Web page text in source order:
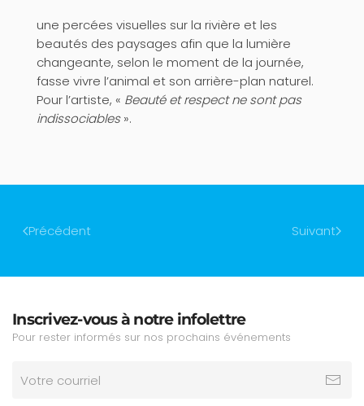
une percées visuelles sur la rivière et les
beautés des paysages afin que la lumière
changeante, selon le moment de la journée,
fasse vivre l’animal et son arrière-plan naturel.
Pour l’artiste, « Beauté et respect ne sont pas
indissociables».
Précédent Suivant
Inscrivez-vous à notre infolettre
Pour rester informés sur nos prochains événements